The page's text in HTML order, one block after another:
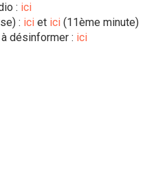
: ici
: ici et ici (11ème minute)
désinformer : ici